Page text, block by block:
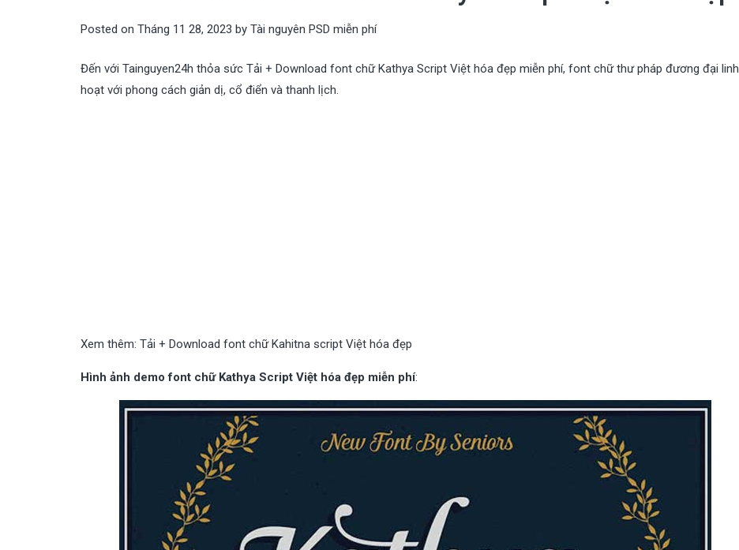
Posted on Tháng 11 28, 2023 by Tài nguyên PSD miễn phí
Đến với Tainguyen24h thỏa sức Tải + Download font chữ Kathya Script Việt hóa đẹp miễn phí, font chữ thư pháp đương đại linh
hoạt với phong cách giản dị, cổ điển và thanh lịch.
Xem thêm: Tải + Download font chữ Kahitna script Việt hóa đẹp
Hình ảnh demo font chữ Kathya Script Việt hóa đẹp miễn phí: